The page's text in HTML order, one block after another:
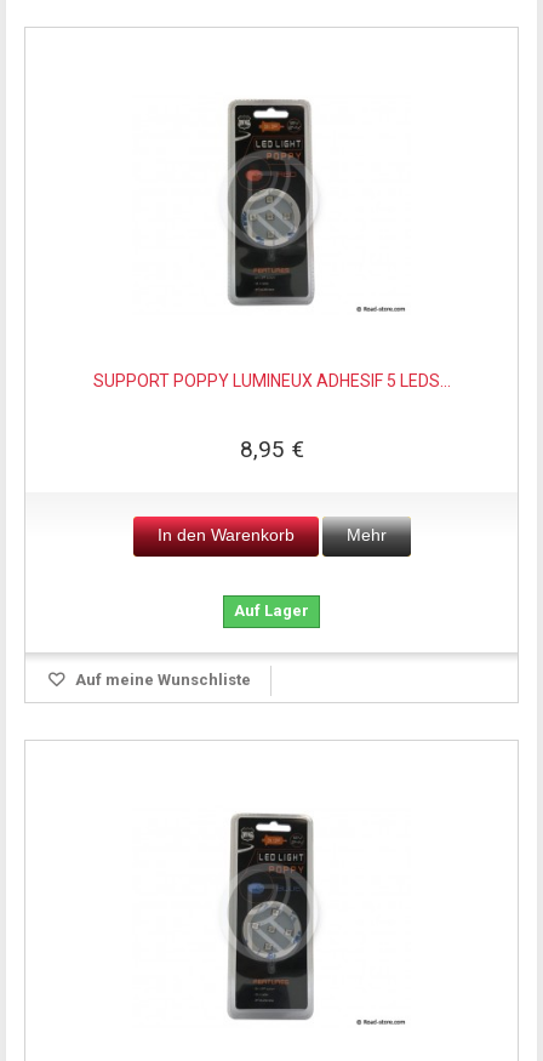
SUPPORT POPPY LUMINEUX ADHESIF 5 LEDS...
8,95 €
In den Warenkorb Mehr
Auf Lager
Auf meine Wunschliste